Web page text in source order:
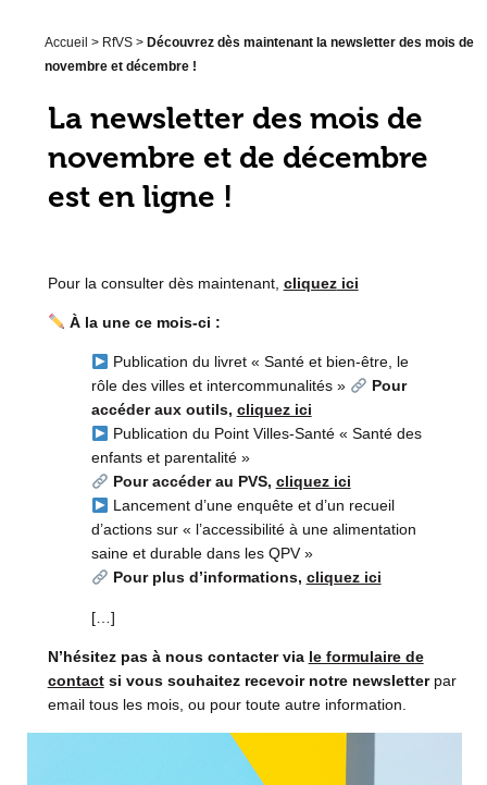
Accueil > RfVS> Découvrez dès maintenant la newsletter des mois de
novembre et décembre !
La newsletter des mois de
novembre et de décembre
est en ligne !
Pour la consulter dès maintenant, cliquezici
À la une ce mois-ci :
Publication du livret « Santé et bien-être, le
rôle des villes et intercommunalités »
Pour
accéder aux outils, cliquez ici
Publication du Point Villes-Santé « Santé des
enfants et parentalité »
Pour accéder au PVS, cliquez ici
Lancement d’une enquête et d’un recueil
d’actions sur « l’accessibilité à une alimentation
saine et durable dans les QPV »
Pour plus d’informations, cliquez ici
[…]
N’hésitez pas à nous contacter via le formulaire de
contactsi vous souhaitez recevoir notre newsletterpar
email tous les mois, ou pour toute autre information.